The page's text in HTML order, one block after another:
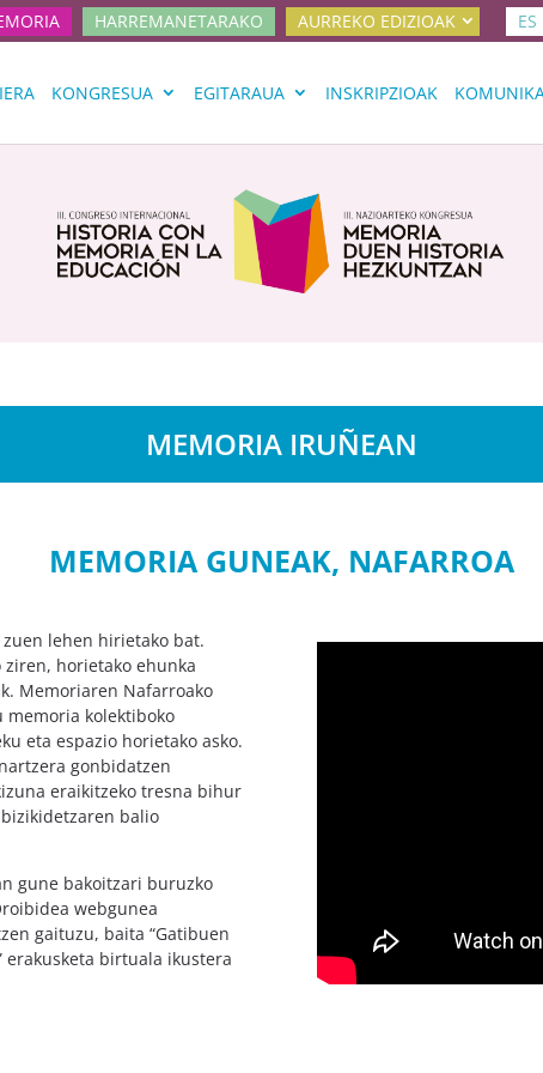
HARREMANETARAKO AURREKO EDIZIOAK ES
KONGRESUA EGITARAUA INSKRIPZIOAK
MEMORIA IRUÑEAN
MEMORIA GUNEAK, NAFARROA
lehen hirietako bat.
horietako ehunka
Memoriaren Nafarroako
kolektiboko
eta espazio horietako asko.
gonbidatzen
eraikitzeko tresna bihur
balio
gune bakoitzari buruzko
webgunea
gaituzu, baita “Gatibuen
erakusketa birtuala ikustera